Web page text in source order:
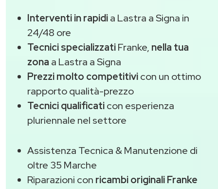
Interventi in rapidia Lastra a Signa in
24/48 ore
Tecnici specializzatiFranke, nella tua
zona a Lastra a Signa
Prezzi molto competitivicon un ottimo
rapporto qualità-prezzo
Tecnici qualificaticon esperienza
pluriennale nel settore
Assistenza Tecnica & Manutenzione di
oltre 35 Marche
Riparazioni con ricambi originali Franke